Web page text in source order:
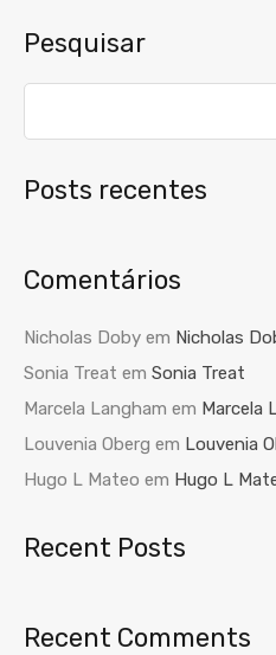
Pesquisar
Posts recentes
Comentários
Nicholas Doby em Nicholas
Sonia Treat em Sonia Treat
Marcela Langham em Marcela
Louvenia Oberg em Louvenia
Hugo L Mateo em Hugo L
Recent Posts
Recent Comments